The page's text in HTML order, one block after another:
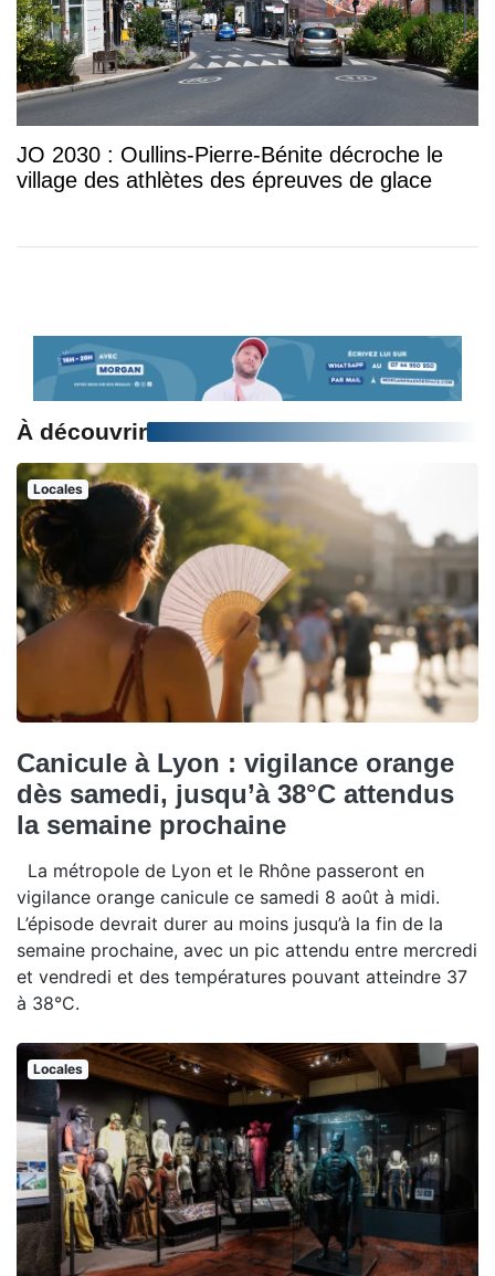
JO 2030 : Oullins-Pierre-Bénite décroche le
village des athlètes des épreuves de glace
À découvrir
Locales
Canicule à Lyon : vigilance orange
dès samedi, jusqu’à 38°C attendus
la semaine prochaine
La métropole de Lyon et le Rhône passeront en
vigilance orange canicule ce samedi 8 août à midi.
L’épisode devrait durer au moins jusqu’à la fin de la
semaine prochaine, avec un pic attendu entre mercredi
et vendredi et des températures pouvant atteindre 37
à 38°C.
Locales